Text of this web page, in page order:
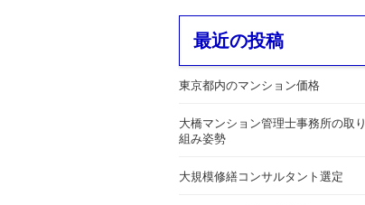
最近の投稿
東京都内のマンション価格
大橋マンション管理士事務所の取り
組み姿勢
大規模修繕コンサルタント選定